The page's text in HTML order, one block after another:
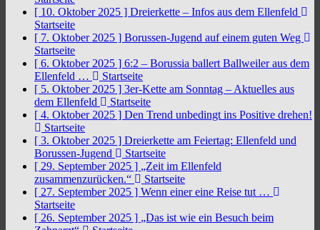
[ 10. Oktober 2025 ] Dreierkette – Infos aus dem Ellenfeld
Startseite
[ 7. Oktober 2025 ] Borussen-Jugend auf einem guten Weg
Startseite
[ 6. Oktober 2025 ] 6:2 – Borussia ballert Ballweiler aus dem
Ellenfeld …
Startseite
[ 5. Oktober 2025 ] 3er-Kette am Sonntag – Aktuelles aus
dem Ellenfeld
Startseite
[ 4. Oktober 2025 ] Den Trend unbedingt ins Positive drehen!
Startseite
[ 3. Oktober 2025 ] Dreierkette am Feiertag: Ellenfeld und
Borussen-Jugend
Startseite
[ 29. September 2025 ] „Zeit im Ellenfeld
zusammenzurücken.“
Startseite
[ 27. September 2025 ] Wenn einer eine Reise tut …
Startseite
[ 26. September 2025 ] „Das ist wie ein Besuch beim